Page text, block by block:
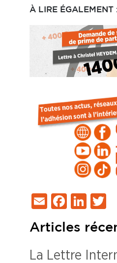
À LIRE ÉGALEMENT
Email
Articles
La Lettre